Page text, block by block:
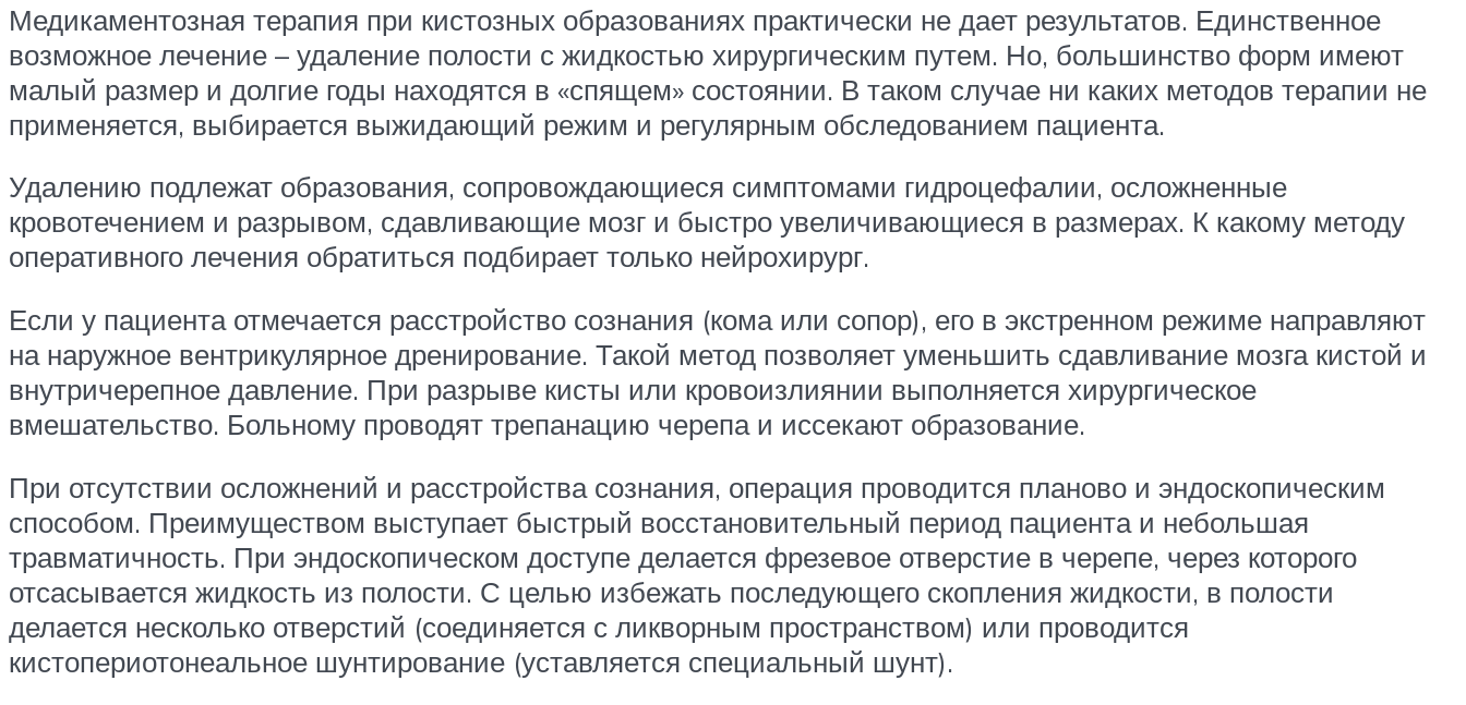
Медикаментозная терапия при кистозных образованиях практически не дает результатов. Единственное
возможное лечение – удаление полости с жидкостью хирургическим путем. Но, большинство форм имеют
малый размер и долгие годы находятся в «спящем» состоянии. В таком случае ни каких методов терапии не
применяется, выбирается выжидающий режим и регулярным обследованием пациента.
Удалению подлежат образования, сопровождающиеся симптомами гидроцефалии, осложненные
кровотечением и разрывом, сдавливающие мозг и быстро увеличивающиеся в размерах. К какому методу
оперативного лечения обратиться подбирает только нейрохирург.
Если у пациента отмечается расстройство сознания (кома или сопор), его в экстренном режиме направляют
на наружное вентрикулярное дренирование. Такой метод позволяет уменьшить сдавливание мозга кистой и
внутричерепное давление. При разрыве кисты или кровоизлиянии выполняется хирургическое
вмешательство. Больному проводят трепанацию черепа и иссекают образование.
При отсутствии осложнений и расстройства сознания, операция проводится планово и эндоскопическим
способом. Преимуществом выступает быстрый восстановительный период пациента и небольшая
травматичность. При эндоскопическом доступе делается фрезевое отверстие в черепе, через которого
отсасывается жидкость из полости. С целью избежать последующего скопления жидкости, в полости
делается несколько отверстий (соединяется с ликворным пространством) или проводится
кистопериотонеальное шунтирование (уставляется специальный шунт).